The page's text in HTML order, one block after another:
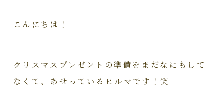
こんにちは！
クリスマスプレゼントの準備をまだなにもして
なくて、あせっているヒルマです！笑